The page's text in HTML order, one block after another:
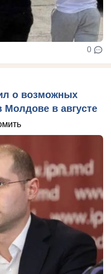
0
о возможных
Молдове в августе